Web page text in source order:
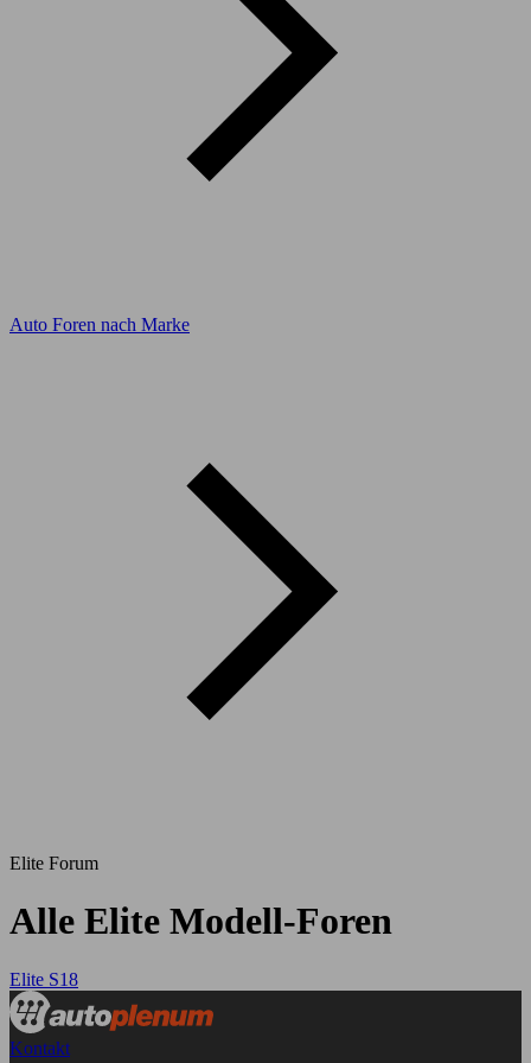
Auto Foren nach Marke
Elite Forum
Alle Elite Modell-Foren
Elite S18
Kontakt